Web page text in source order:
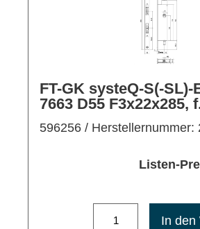
FT-GK systeQ-S(-SL)-
7663 D55 F3x22x285,
L/R (WS)
596256 / Herstellernummer:
Listen-
In den